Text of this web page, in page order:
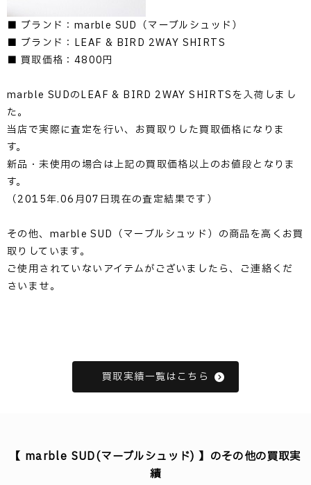
■ ブランド：marble SUD（マーブルシュッド）
■ ブランド：LEAF & BIRD 2WAY SHIRTS
■ 買取価格：4800円
marble SUDのLEAF & BIRD 2WAY SHIRTSを入荷しまし
た。
当店で実際に査定を行い、お買取りした買取価格になりま
す。
新品・未使用の場合は上記の買取価格以上のお値段となりま
す。
（2015年.06月07日現在の査定結果です）
その他、marble SUD（マーブルシュッド）の商品を高くお買
取りしています。
ご使用されていないアイテムがございましたら、ご連絡くだ
さいませ。
買取実績一覧はこちら
【 marble SUD(マーブルシュッド) 】のその他の買取実
績